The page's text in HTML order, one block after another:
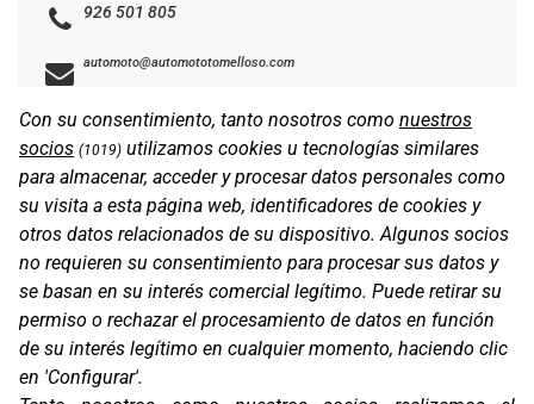
926 501 805
automoto@automototomelloso.com
http://www.automototomelloso.com
AUTOQUALITY CANARIAS
Av. de Escaleritas, 108, 35011 Las Palmas de Gran
Canaria
Con su consentimiento, tanto nosotros como nuestros
socios (1019) utilizamos cookies u tecnologías similares
para almacenar, acceder y procesar datos personales como
su visita a esta página web, identificadores de cookies y
otros datos relacionados de su dispositivo. Algunos socios
no requieren su consentimiento para procesar sus datos y
se basan en su interés comercial legítimo. Puede retirar su
permiso o rechazar el procesamiento de datos en función
de su interés legítimo en cualquier momento, haciendo clic
en 'Configurar'.